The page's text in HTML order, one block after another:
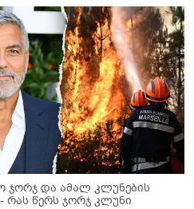
ჯორჯ და ამალ კლუნების
რას წერს ჯორჯ კლუნი